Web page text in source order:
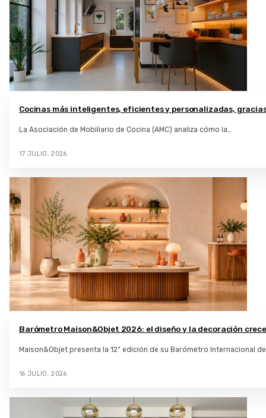
Cocinas más inteligentes, eficientes y personalizadas,
La Asociación de Mobiliario de Cocina (AMC) analiza cómo la…
17 JULIO, 2026
Barómetro Maison&Objet 2026: el diseño y la decoración
Maison&Objet presenta la 12ª edición de su Barómetro Internacional
16 JULIO, 2026